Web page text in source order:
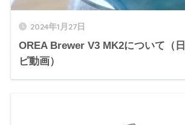
2024年1月27日
OREA Brewer V3 MK2について（
ピ動画）